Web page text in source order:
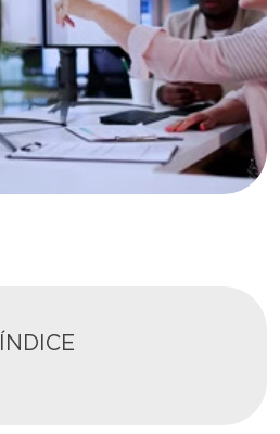
ÍNDICE